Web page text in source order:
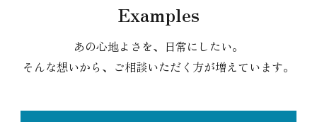
Examples
あの心地よさを、日常にしたい。
そんな想いから、ご相談いただく方が増えています。